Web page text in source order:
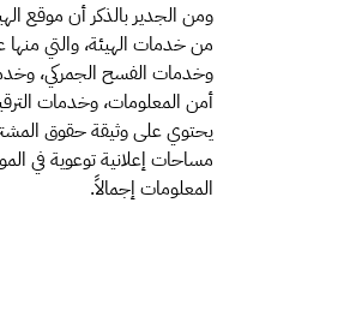
ومن الجدير بالذكر أن موقع
من خدمات الهيئة، والتي
وخدمات الفسح الجمركي،
أمن المعلومات، وخدمات
يحتوي على وثيقة حقوق
مساحات إعلانية توعوية في
المعلومات إجمالاً.